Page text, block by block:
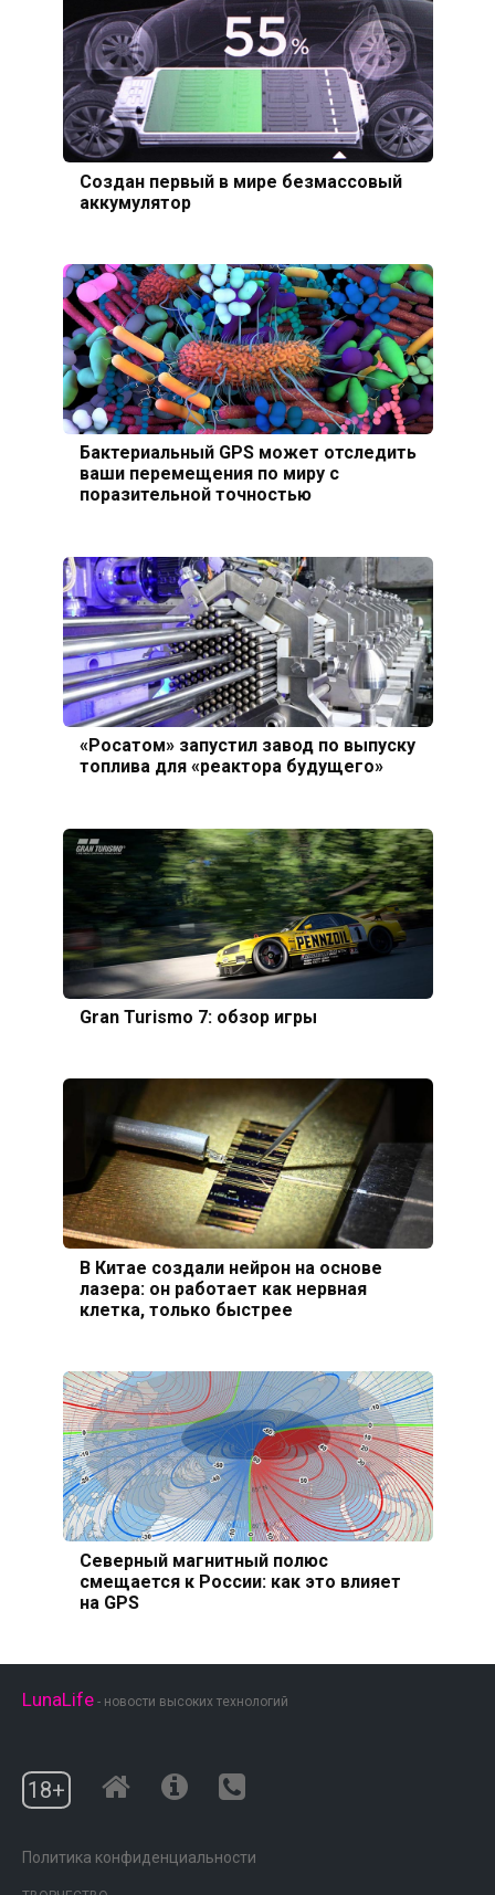
Создан первый в мире безмассовый
аккумулятор
Бактериальный GPS может отследить
ваши перемещения по миру с
поразительной точностью
«Росатом» запустил завод по выпуску
топлива для «реактора будущего»
Gran Turismo 7: обзор игры
В Китае создали нейрон на основе
лазера: он работает как нервная
клетка, только быстрее
Северный магнитный полюс
смещается к России: как это влияет
на GPS
LunaLife - новости высоких технологий
18+
Политика конфиденциальности